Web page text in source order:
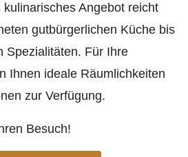
Angebot reicht
gutbürgerlichen Küche bis
Spezialitäten. Für Ihre
Ihnen ideale Räumlichkeiten
zur Verfügung.
Besuch!